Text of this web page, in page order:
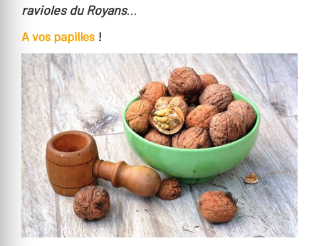
ravioles du Royans...
A vos papilles !